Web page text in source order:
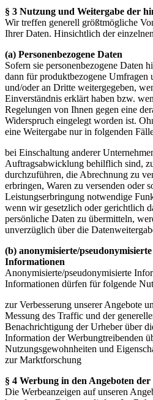
§ 3 Nutzung und Weitergabe der
Wir treffen generell größtmögliche
Ihrer Daten. Hinsichtlich der
(a) Personenbezogene Daten
Sofern sie personenbezogene Daten
dann für produktbezogene
und/oder an Dritte weitergegeben,
Einverständnis erklärt haben bzw.
Regelungen von Ihnen gegen eine
Widerspruch eingelegt worden ist.
eine Weitergabe nur in folgenden
bei Einschaltung anderer
Auftragsabwicklung behilflich sind,
durchzuführen, die Abrechnung zu
erbringen, Waren zu versenden oder
Leistungserbringung notwendige
wenn wir gesetzlich oder gerichtlich
persönliche Daten zu übermitteln,
unverzüglich über die
(b) anonymisierte/
Informationen
Anonymisierte/pseudonymisierte
Informationen dürfen für folgende
zur Verbesserung unserer Angebote
Messung des Traffic und der
Benachrichtigung der Urheber über
Information der Werbungtreibenden
Nutzungsgewohnheiten und
zur Marktforschung
§ 4 Werbung in den Angeboten der
Die Werbeanzeigen auf unseren